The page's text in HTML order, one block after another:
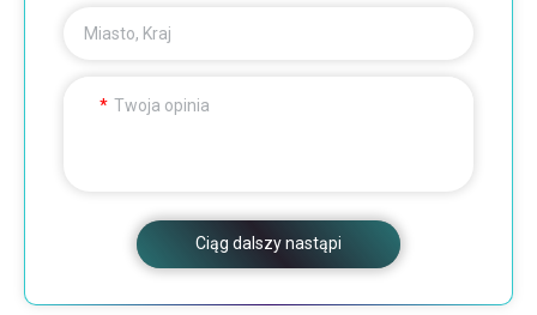
Miasto, Kraj
Twoja opinia
Ciąg dalszy nastąpi